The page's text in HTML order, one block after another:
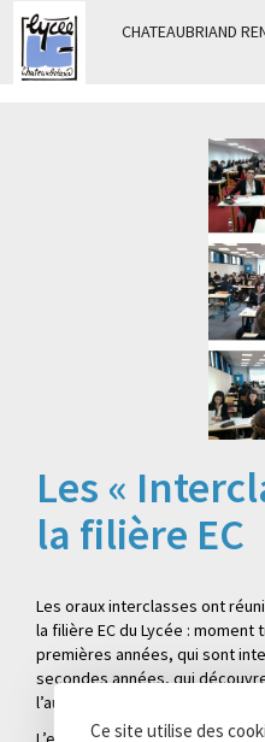
CHATEAUBRIAND
Les «
la filière EC
Les oraux interclasses ont
la filière EC du Lycée :
premières années, qui sont
secondes années, qui
l’autre côté de la table.
Panneau de gestion des cookies
Ce site utilise des